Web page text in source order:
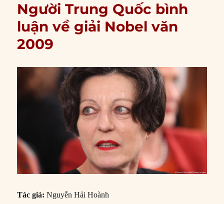
Người Trung Quốc bình
luận về giải Nobel văn
2009
Tác giả: Nguyễn Hải Hoành